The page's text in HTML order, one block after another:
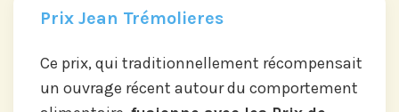
Prix Jean Trémolieres
Ce prix, qui traditionnellement récompensait
un ouvrage récent autour du comportement